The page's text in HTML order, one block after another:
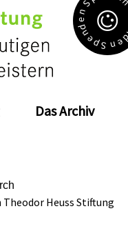
Das Archiv
S
p
e
n
d
e
n
S
e
n
Theodor Heuss Stiftung